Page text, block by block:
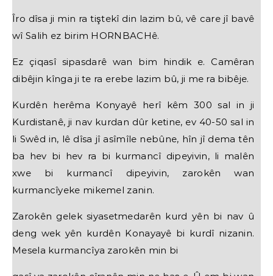
Îro dîsa ji min ra tiştekî din lazim bû, vê care jî bavê
wî Salih ez birim HORNBACHê.
Ez çiqasî sipasdarê wan bim hindik e. Camêran
dibêjin kînga ji te ra erebe lazim bû, ji me ra bibêje.
Kurdên herêma Konyayê herî kêm 300 sal in ji
Kurdistanê, ji nav kurdan dûr ketine, ev 40-50 sal in
li Swêd in, lê dîsa jî asîmîle nebûne, hîn jî dema tên
ba hev bi hev ra bi kurmancî dipeyivin, li malên
xwe bi kurmancî dipeyivin, zarokên wan
kurmancîyeke mikemel zanin.
Zarokên gelek siyasetmedarên kurd yên bi nav û
deng wek yên kurdên Konayayê bi kurdî nizanin.
Mesela kurmancîya zarokên min bi